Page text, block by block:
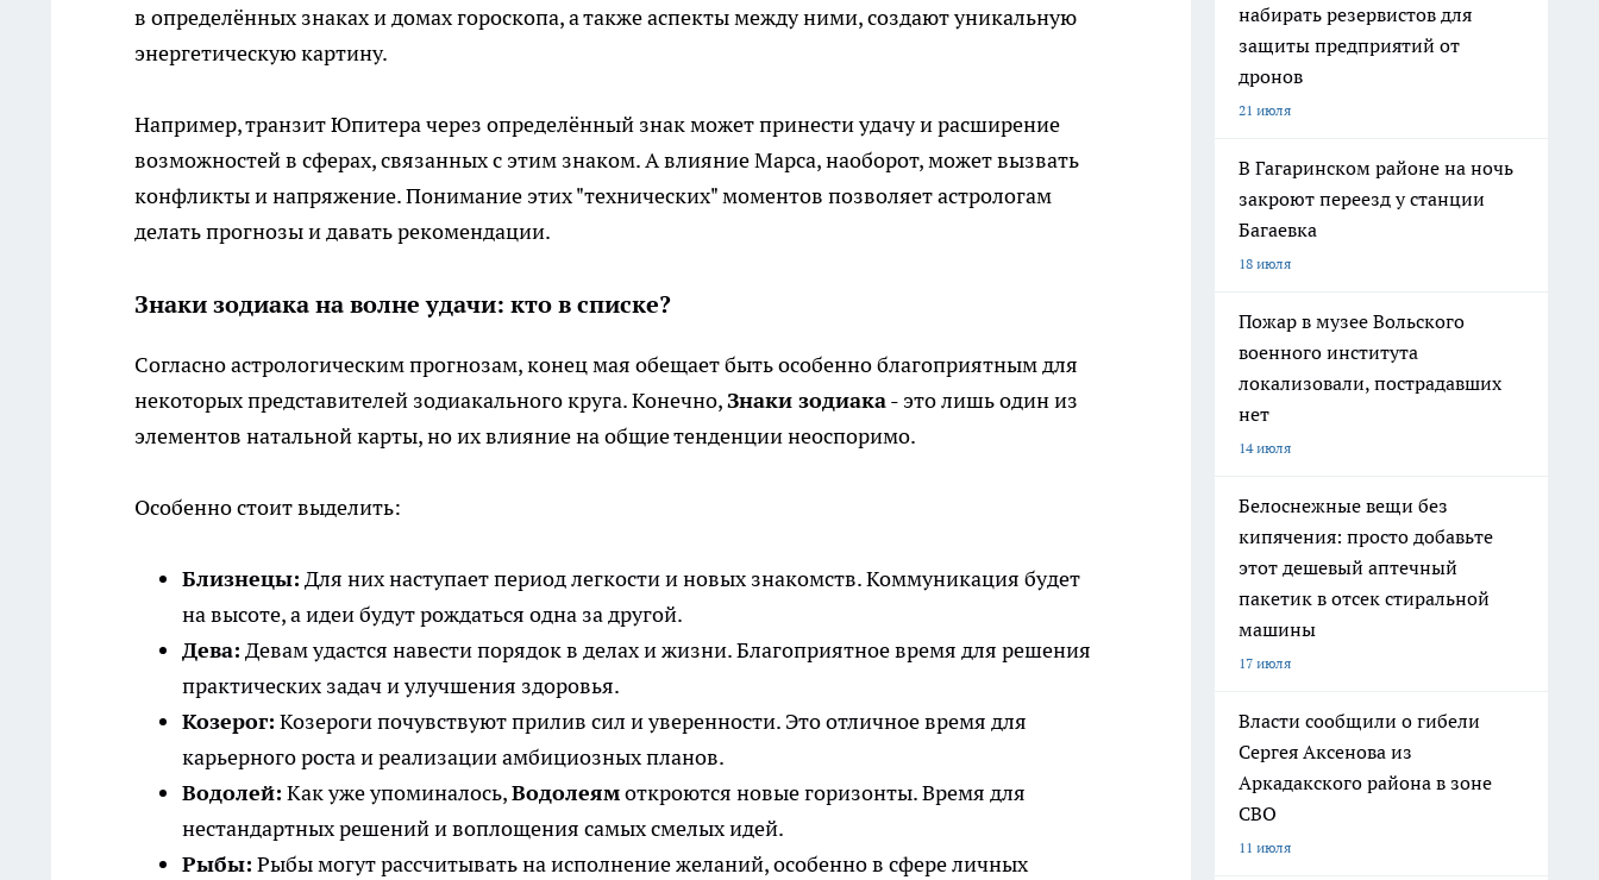
в определённых знаках и домах гороскопа, а также аспекты между ними, создают уникальную
энергетическую картину.
Например, транзит Юпитера через определённый знак может принести удачу и расширение
возможностей в сферах, связанных с этим знаком. А влияние Марса, наоборот, может вызвать
конфликты и напряжение. Понимание этих "технических" моментов позволяет астрологам
делать прогнозы и давать рекомендации.
Знаки зодиака на волне удачи: кто в списке?
Согласно астрологическим прогнозам, конец мая обещает быть особенно благоприятным для
некоторых представителей зодиакального круга. Конечно,Знаки зодиака- это лишь один из
элементов натальной карты, но их влияние на общие тенденции неоспоримо.
Особенно стоит выделить:
Близнецы: Для них наступает период легкости и новых знакомств. Коммуникация будет
на высоте, а идеи будут рождаться одна за другой.
Дева: Девам удастся навести порядок в делах и жизни. Благоприятное время для решения
практических задач и улучшения здоровья.
Козерог: Козероги почувствуют прилив сил и уверенности. Это отличное время для
карьерного роста и реализации амбициозных планов.
Водолей: Как уже упоминалось,Водолеямоткроются новые горизонты. Время для
нестандартных решений и воплощения самых смелых идей.
Рыбы: Рыбы могут рассчитывать на исполнение желаний, особенно в сфере личных
набирать резервистов для
защиты предприятий от
дронов
21 июля
В Гагаринском районе на ночь
закроют переезд у станции
Багаевка
18 июля
Пожар в музее Вольского
военного института
локализовали, пострадавших
нет
14 июля
Белоснежные вещи без
кипячения: просто добавьте
этот дешевый аптечный
пакетик в отсек стиральной
машины
17 июля
Власти сообщили о гибели
Сергея Аксенова из
Аркадакского района в зоне
СВО
11 июля